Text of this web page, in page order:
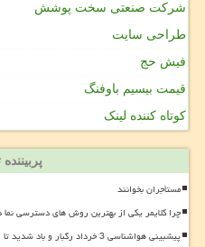
شرکت صنعتی سخت پوشش
طراحی سایت
فیش حج
قیمت بیسیم باوفنگ
کوتاه کننده لینک
مستأجران بخوانند
چرا کلایمر یکی از بهترین روش های دسترسی
پیشبینی هواشناسی 3 خرداد رگبار و باد شدید تا روز سه شنبه ادامه دارد